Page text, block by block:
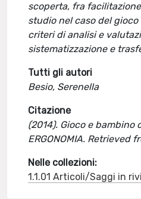
scoperta, fra
studio nel caso del
criteri di analisi e
sistematizzazione e
Tutti gli autori
Besio, Serenella
Citazione
(2014). Gioco e bambino
ERGONOMIA.
Nelle collezioni:
1.1.01 Articoli/Saggi in